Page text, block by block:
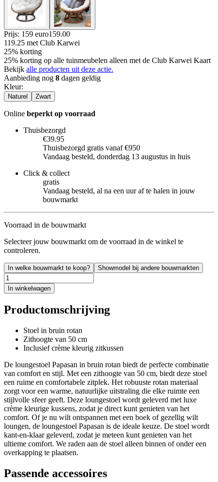
Prijs: 159 euro159.00
119.25 met Club Karwei
25% korting
25% korting op alle tuinmeubelen alleen met de Club Karwei Kaart
Bekijk alle producten uit deze actie.
Aanbieding nog 8 dagen geldig
Kleur:
Naturel Zwart
Online beperkt op voorraad
Thuisbezorgd
€39.95
Thuisbezorgd gratis vanaf €950
Vandaag besteld, donderdag 13 augustus in huis
Click & collect
gratis
Vandaag besteld, al na een uur af te halen in jouw
bouwmarkt
Voorraad in de bouwmarkt
Selecteer jouw bouwmarkt om de voorraad in de winkel te
controleren.
In welke bouwmarkt te koop? Showmodel bij andere bouwmarkten
In winkelwagen
Productomschrijving
Stoel in bruin rotan
Zithoogte van 50 cm
Inclusief crème kleurig zitkussen
De loungestoel Papasan in bruin rotan biedt de perfecte combinatie
van comfort en stijl. Met een zithoogte van 50 cm, biedt deze stoel
een ruime en comfortabele zitplek. Het robuuste rotan materiaal
zorgt voor een warme, natuurlijke uitstraling die elke ruimte een
stijlvolle sfeer geeft. Deze loungestoel wordt geleverd met luxe
crème kleurige kussens, zodat je direct kunt genieten van het
comfort. Of je nu wilt ontspannen met een boek of gezellig wilt
loungen, de loungestoel Papasan is de ideale keuze. De stoel wordt
kant-en-klaar geleverd, zodat je meteen kunt genieten van het
ultieme comfort. We raden aan de stoel alleen binnen of onder een
overkapping te plaatsen.
Passende accessoires